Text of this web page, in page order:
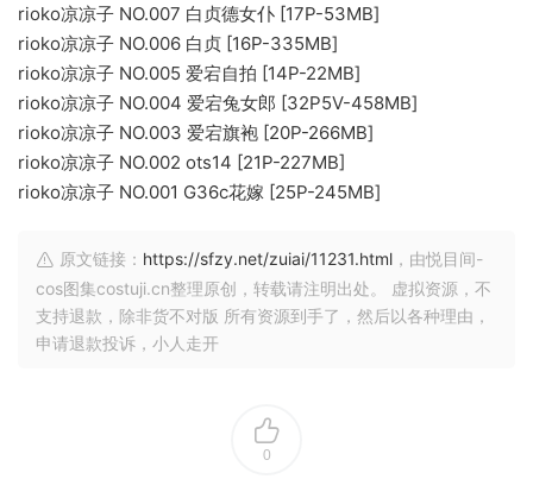
rioko凉凉子 NO.007 白贞德女仆 [17P-53MB]
rioko凉凉子 NO.006 白贞 [16P-335MB]
rioko凉凉子 NO.005 爱宕自拍 [14P-22MB]
rioko凉凉子 NO.004 爱宕兔女郎 [32P5V-458MB]
rioko凉凉子 NO.003 爱宕旗袍 [20P-266MB]
rioko凉凉子 NO.002 ots14 [21P-227MB]
rioko凉凉子 NO.001 G36c花嫁 [25P-245MB]
原文链接： https://sfzy.net/zuiai/11231.html ，由悦目间-
cos图集costuji.cn整理原创，转载请注明出处。 虚拟资源，不
支持退款，除非货不对版 所有资源到手了，然后以各种理由，
申请退款投诉，小人走开
0